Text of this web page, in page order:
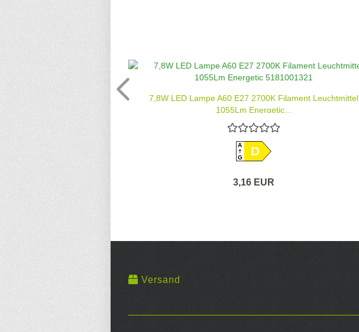
7,8W LED Lampe A60 E27 2700K Filament Leuchtmittel
1055Lm Energetic...
A
GD
3,16 EUR
Versand